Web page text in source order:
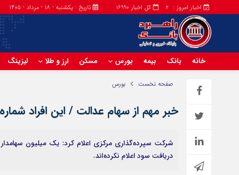
کل اخبار 16990 اخبار امروز : 2 تاریخ : یکشنبه - ۱۸ - مرداد - ۱۴۰۵
خانه بانک بیمه بورس مسکن ارز و طلا لیزینگ
صفحه نخست بورس
خبر مهم از سهام عدالت / این افراد
شرکت سپرده‌گذاری مرکزی اعلام کرد: یک میلیون
دریافت سود اعلام نکرده‌اند.